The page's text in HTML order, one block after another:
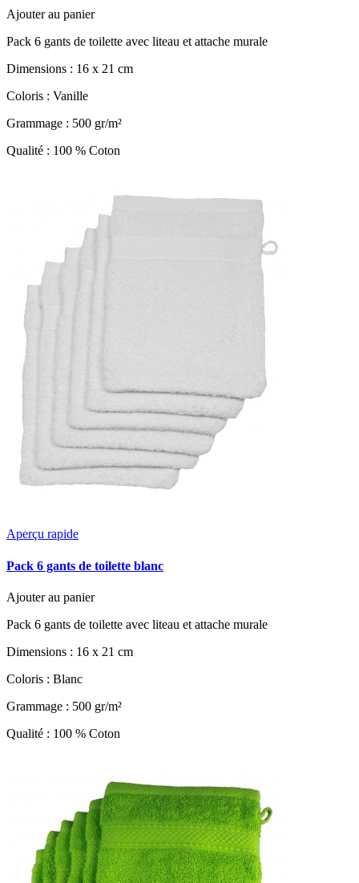
Ajouter au panier
Pack 6 gants de toilette avec liteau et attache murale
Dimensions : 16 x 21 cm
Coloris : Vanille
Grammage : 500 gr/m²
Qualité : 100 % Coton
Aperçu rapide
Pack 6 gants de toilette blanc
Ajouter au panier
Pack 6 gants de toilette avec liteau et attache murale
Dimensions : 16 x 21 cm
Coloris : Blanc
Grammage : 500 gr/m²
Qualité : 100 % Coton